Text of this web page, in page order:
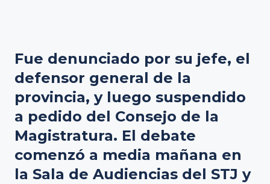
Fue denunciado por su jefe, el
defensor general de la
provincia, y luego suspendido
a pedido del Consejo de la
Magistratura. El debate
comenzó a media mañana en
la Sala de Audiencias del STJ y